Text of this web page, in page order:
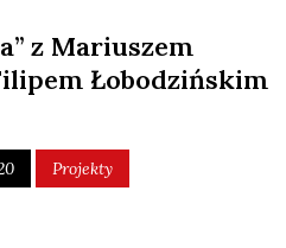
z Mariuszem
Łobodzińskim
Projekty